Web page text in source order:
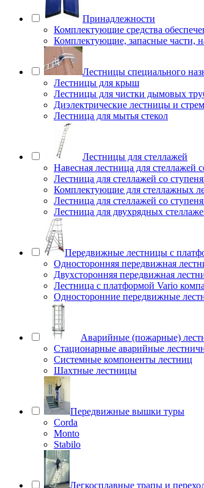
Принадлежности
Комплектующие средства
Комплектующие, запасные части,
Лестницы специального
Лестницы для крыш
Лестницы для чистки дымовых
Диэлектрические лестницы и
Лестница для мытья стекол
Лестницы для стеллажей
Навесная лестница для стеллажей
Лестница для стеллажей со
Комплектующие для стеллажных
Лестница для стеллажей со
Лестница для двухрядных
Передвижные лестницы с
Односторонняя передвижная
Двухсторонняя передвижная
Лестница с платформой Vario
Односторонние передвижные
Аварийные (пожарные)
Стационарные аварийные
Системные компоненты лестниц
Шахтные лестницы
Передвижные вышки туры
Corda
Monto
Stabilo
Легкосплавные трапы и